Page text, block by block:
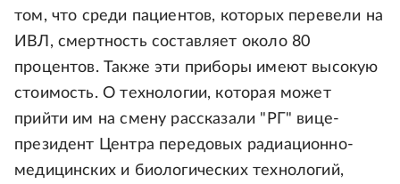
том, что среди пациентов, которых перевели на
ИВЛ, смертность составляет около 80
процентов. Также эти приборы имеют высокую
стоимость. О технологии, которая может
прийти им на смену рассказали "РГ" вице-
президент Центра передовых радиационно-
медицинских и биологических технологий,